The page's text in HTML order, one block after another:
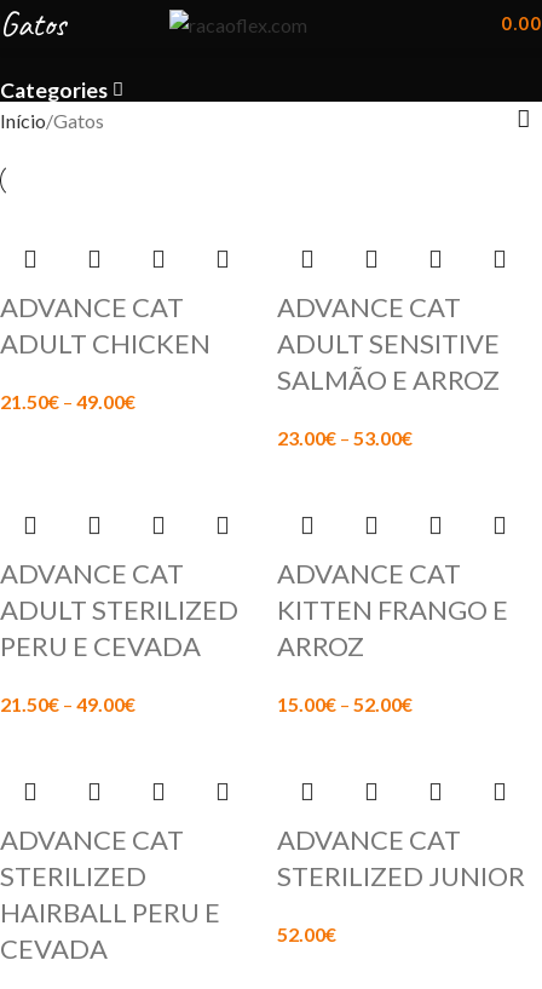
0.00
Gatos
Categories
Início Gatos
ADVANCE CAT
ADULT CHICKEN
21.50€ – 49.00€
ADVANCE CAT
ADULT SENSITIVE
SALMÃO E ARROZ
23.00€ – 53.00€
ADVANCE CAT
ADULT STERILIZED
PERU E CEVADA
21.50€ – 49.00€
ADVANCE CAT
KITTEN FRANGO E
ARROZ
15.00€ – 52.00€
ADVANCE CAT
STERILIZED
HAIRBALL PERU E
CEVADA
ADVANCE CAT
STERILIZED JUNIOR
52.00€